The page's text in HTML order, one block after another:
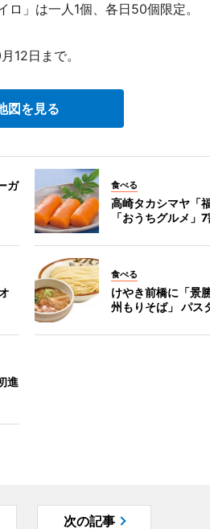
」は一人1個、各日50個限定。
12日まで。
図を見る
ガ
食べる
高崎タカシマヤ「
「おうちグルメ」
食べる
けやき前橋に「景
州もりそば」 パス
進
次の記事